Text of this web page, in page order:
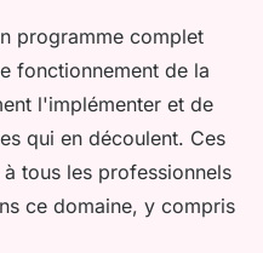
programme complet
fonctionnement de la
l'implémenter et de
qui en découlent. Ces
tous les professionnels
ce domaine, y compris